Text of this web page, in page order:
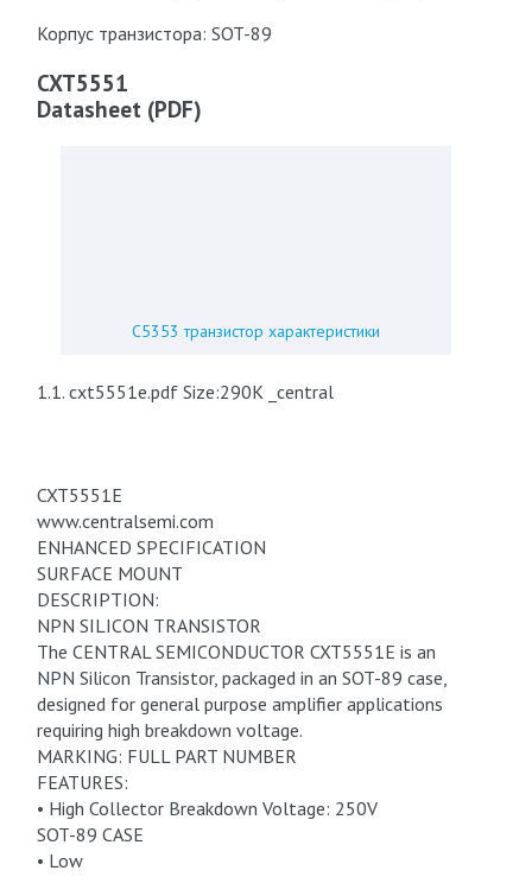
Корпус транзистора: SOT-89
CXT5551
Datasheet (PDF)
C5353 транзистор характеристики
1.1. cxt5551e.pdf Size:290K _central
CXT5551E
www.centralsemi.com
ENHANCED SPECIFICATION
SURFACE MOUNT
DESCRIPTION:
NPN SILICON TRANSISTOR
The CENTRAL SEMICONDUCTOR CXT5551E is an
NPN Silicon Transistor, packaged in an SOT-89 case,
designed for general purpose amplifier applications
requiring high breakdown voltage.
MARKING: FULL PART NUMBER
FEATURES:
• High Collector Breakdown Voltage: 250V
SOT-89 CASE
• Low